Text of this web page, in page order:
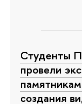
Студенты
провели
создания